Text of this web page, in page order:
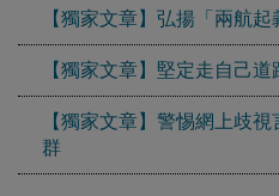
【獨家文章】弘揚「兩航
【獨家文章】堅定走自己
【獨家文章】警惕網上歧
群